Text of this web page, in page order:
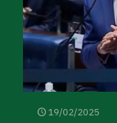
19/02/2025